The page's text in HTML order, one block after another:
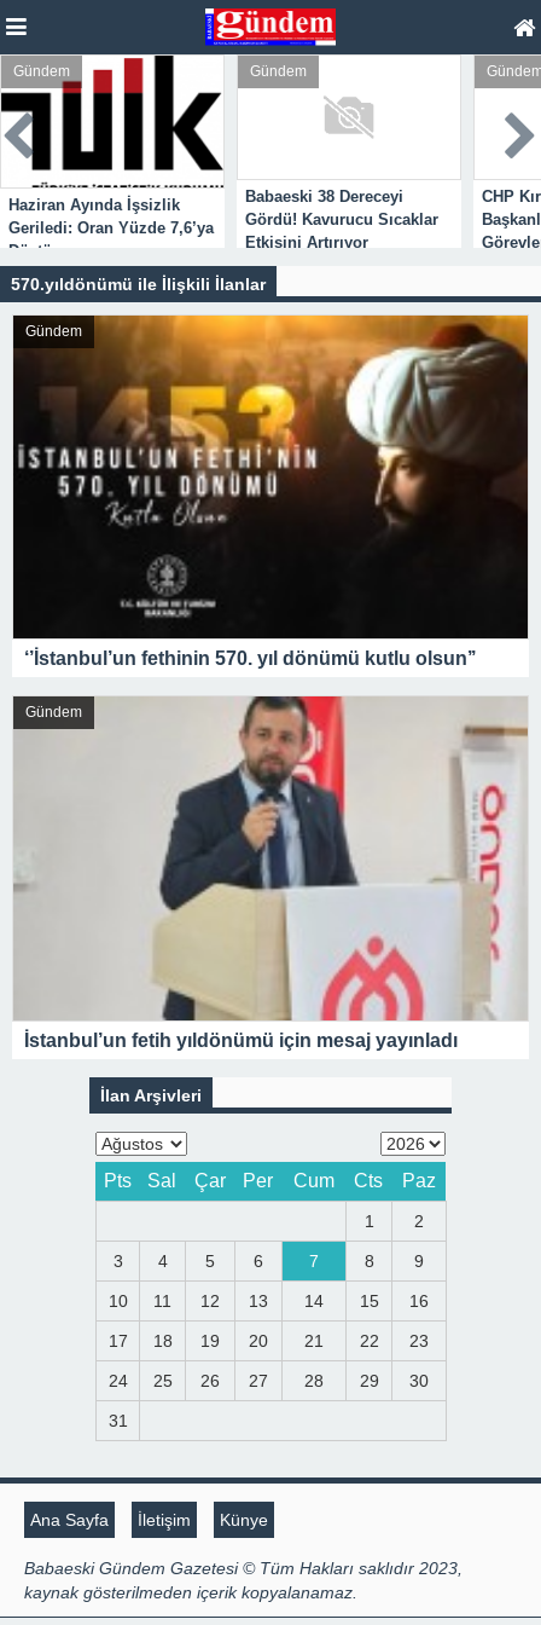
Gündem
Haziran Ayında İşsizlik
Geriledi: Oran Yüzde 7,6’ya
Düştü
Gündem
Babaeski 38 Dereceyi
Gördü! Kavurucu Sıcaklar
Etkisini Artırıyor
CHP
570.yıldönümü ile İlişkili İlanlar
Gündem
‘’İstanbul’un fethinin 570. yıl dönümü kutlu olsun’’
Gündem
İstanbul’un fetih yıldönümü için mesaj yayınladı
İlan Arşivleri
Pts Sal Çar Per Cum Cts Paz
1 2
3 4 5 6 7 8 9
10 11 12 13 14 15 16
17 18 19 20 21 22 23
24 25 26 27 28 29 30
31
Ana Sayfa İletişim Künye
Babaeski Gündem Gazetesi © Tüm Hakları saklıdır 2023,
kaynak gösterilmeden içerik kopyalanamaz.